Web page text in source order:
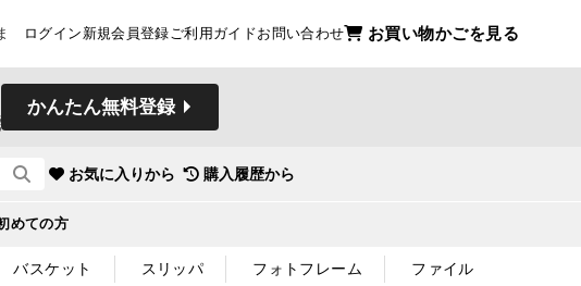
ログイン 新規会員登録ご利用ガイドお問い合わせ お買い物かごを見る
かんたん無料登録
お気に入りから 購入履歴から
めての方
バスケット スリッパ フォトフレーム ファイル